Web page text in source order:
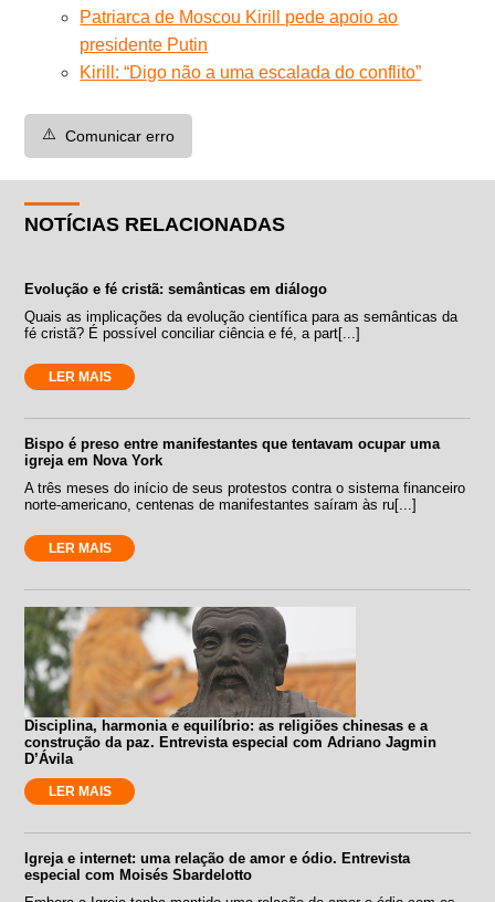
Patriarca de Moscou Kirill pede apoio ao
presidente Putin
Kirill: “Digo não a uma escalada do conflito”
⚠️ Comunicar erro
NOTÍCIAS RELACIONADAS
Evolução e fé cristã: semânticas em diálogo
Quais as implicações da evolução científica para as semânticas da
fé cristã? É possível conciliar ciência e fé, a part[...]
LER MAIS
Bispo é preso entre manifestantes que tentavam ocupar uma
igreja em Nova York
A três meses do início de seus protestos contra o sistema financeiro
norte-americano, centenas de manifestantes saíram às ru[...]
LER MAIS
Disciplina, harmonia e equilíbrio: as religiões chinesas e a
construção da paz. Entrevista especial com Adriano Jagmin
D’Ávila
LER MAIS
Igreja e internet: uma relação de amor e ódio. Entrevista
especial com Moisés Sbardelotto